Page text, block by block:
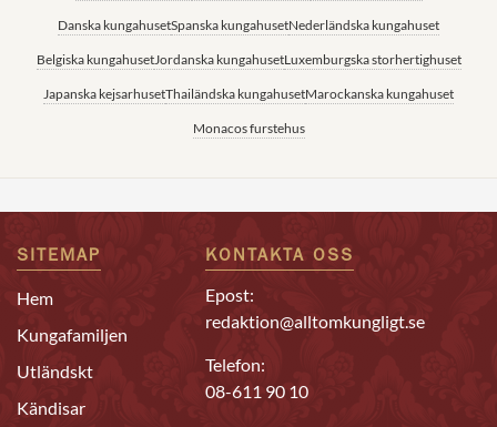
Danska kungahusetSpanska kungahusetNederländska kungahuset
Belgiska kungahusetJordanska kungahusetLuxemburgska storhertighuset
Japanska kejsarhusetThailändska kungahusetMarockanska kungahuset
Monacos furstehus
SITEMAP
Hem
Kungafamiljen
Utländskt
Kändisar
KONTAKTA OSS
Epost:
redaktion@alltomkungligt.se
Telefon:
08-611 90 10